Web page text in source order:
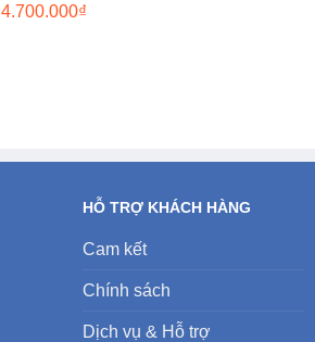
Giá
4.700.000₫Giá
HỖ TRỢ KHÁCH HÀNG
Cam kết
Chính sách
Dịch vụ & Hỗ trợ